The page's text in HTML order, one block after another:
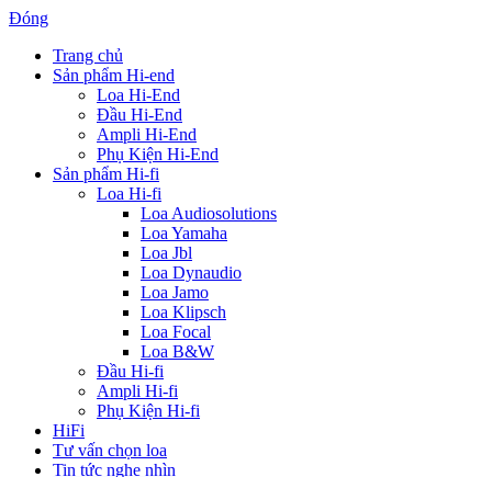
Đóng
Trang chủ
Sản phẩm Hi-end
Loa Hi-End
Đầu Hi-End
Ampli Hi-End
Phụ Kiện Hi-End
Sản phẩm Hi-fi
Loa Hi-fi
Loa Audiosolutions
Loa Yamaha
Loa Jbl
Loa Dynaudio
Loa Jamo
Loa Klipsch
Loa Focal
Loa B&W
Đầu Hi-fi
Ampli Hi-fi
Phụ Kiện Hi-fi
HiFi
Tư vấn chọn loa
Tin tức nghe nhìn